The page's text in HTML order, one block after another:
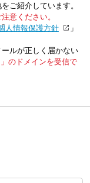
ご紹介しています。
意ください。
人情報保護方針
」
ルが正しく届かない
」のドメインを受信で